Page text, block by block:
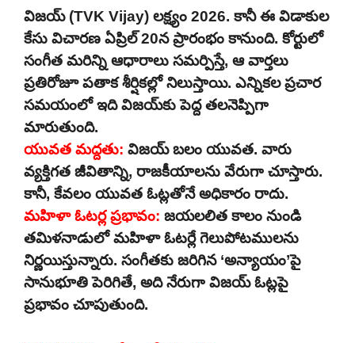
విజయ్ (TVK Vijay) లక్ష్యం 2026. కానీ ఈ విడాకుల
కేసు విచారణ ఏప్రిల్ 20న ప్రారంభం కానుంది. కోర్టులో
సంగీత మరిన్ని ఆధారాలు సమర్పిస్తే, ఆ వార్తలు
ప్రతిరోజూ పతాక శీర్షికల్లో నిలుస్తాయి. ఎన్నికల ప్రచార
సమయంలో ఇది విజయ్‌కు పెద్ద తలనెప్పిగా
మారుతుంది.
యువత మద్దతు: విజయ్ బలం యువత. వారు
వ్యక్తిగత జీవితాన్ని, రాజకీయాలను వేరుగా చూస్తారు.
కానీ, కేవలం యువత ఓట్లతోనే అధికారం రాదు.
మహిళా ఓటర్ల ప్రభావం: జయలలిత కాలం నుండి
తమిళనాడులో మహిళా ఓటర్లే గెలుపోటములను
నిర్ణయిస్తున్నారు. సంగీతకు జరిగిన ‘అన్యాయం’పై
సానుభూతి పెరిగితే, అది నేరుగా విజయ్ ఓట్లపై
ప్రభావం చూపుతుంది.